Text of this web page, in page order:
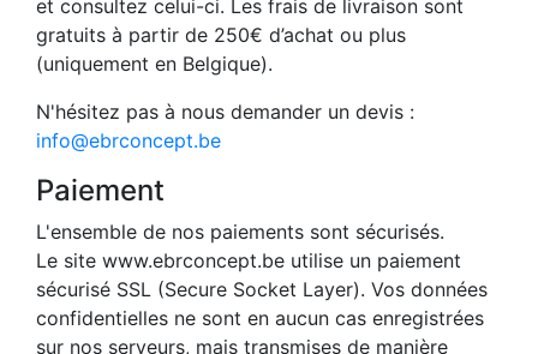
et consultez celui-ci. Les frais de livraison sont
gratuits à partir de 250€ d’achat ou plus
(uniquement en Belgique).
N'hésitez pas à nous demander un devis :
info@ebrconcept.be
Paiement
L'ensemble de nos paiements sont sécurisés.
Le site www.ebrconcept.be utilise un paiement
sécurisé SSL (Secure Socket Layer). Vos données
confidentielles ne sont en aucun cas enregistrées
sur nos serveurs, mais transmises de manière